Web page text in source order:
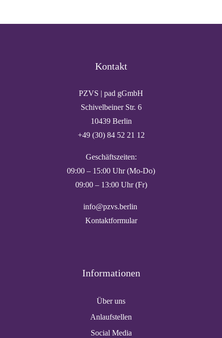
Kontakt
PZVS | pad gGmbH
Schivelbeiner Str. 6
10439 Berlin
+49 (30) 84 52 21 12
Geschäftszeiten:
09:00 – 15:00 Uhr (Mo-Do)
09:00 – 13:00 Uhr (Fr)
info@pzvs.berlin
Kontaktformular
Informationen
Über uns
Anlaufstellen
Social Media